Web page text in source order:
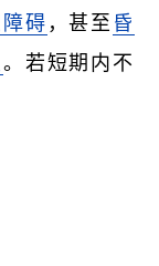
碍 ，甚至 昏
。若短期内不